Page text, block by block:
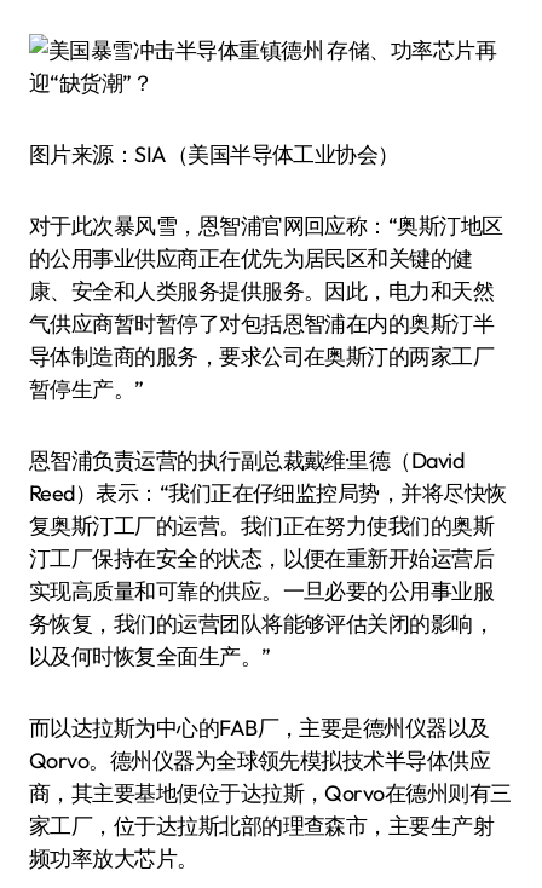
图片来源：SIA（美国半导体工业协会）
对于此次暴风雪，恩智浦官网回应称：“奥斯汀地区
的公用事业供应商正在优先为居民区和关键的健
康、安全和人类服务提供服务。因此，电力和天然
气供应商暂时暂停了对包括恩智浦在内的奥斯汀半
导体制造商的服务，要求公司在奥斯汀的两家工厂
暂停生产。”
恩智浦负责运营的执行副总裁戴维·里德（David
Reed）表示：“我们正在仔细监控局势，并将尽快恢
复奥斯汀工厂的运营。我们正在努力使我们的奥斯
汀工厂保持在安全的状态，以便在重新开始运营后
实现高质量和可靠的供应。一旦必要的公用事业服
务恢复，我们的运营团队将能够评估关闭的影响，
以及何时恢复全面生产。”
而以达拉斯为中心的FAB厂，主要是德州仪器以及
Qorvo。德州仪器为全球领先模拟技术半导体供应
商，其主要基地便位于达拉斯，Qorvo在德州则有三
家工厂，位于达拉斯北部的理查森市，主要生产射
频功率放大芯片。